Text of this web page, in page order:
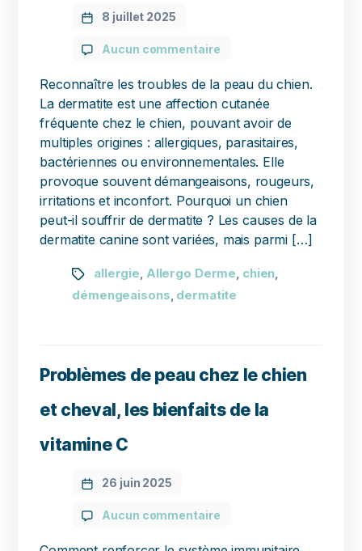
8 juillet 2025
Aucun commentaire
Reconnaître les troubles de la peau du chien.
La dermatite est une affection cutanée
fréquente chez le chien, pouvant avoir de
multiples origines : allergiques, parasitaires,
bactériennes ou environnementales. Elle
provoque souvent démangeaisons, rougeurs,
irritations et inconfort. Pourquoi un chien
peut-il souffrir de dermatite ? Les causes de la
dermatite canine sont variées, mais parmi […]
allergie Allergo Derme chien
démengeaisons dermatite
Problèmes de peau chez le chien
et cheval, les bienfaits de la
vitamine C
26 juin 2025
Aucun commentaire